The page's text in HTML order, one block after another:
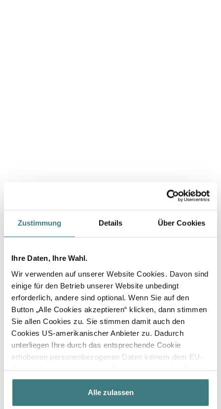
Zustimmung Details Über Cookies
Ihre Daten, Ihre Wahl.
Wir verwenden auf unserer Website Cookies. Davon sind
einige für den Betrieb unserer Website unbedingt
erforderlich, andere sind optional. Wenn Sie auf den
Button „Alle Cookies akzeptieren“ klicken, dann stimmen
Sie allen Cookies zu. Sie stimmen damit auch den
Cookies US-amerikanischer Anbieter zu. Dadurch
unterliegen Ihre durch das entsprechende Cookie
erhobenen personenbezogenen Daten keinem dem EU-
haben in diesem Fall nur eingeschränkte bis keine
datenschutzrechtlichen Rechte in den USA und
insbesondere kann auch die US-amerikanische
Alle zulassen